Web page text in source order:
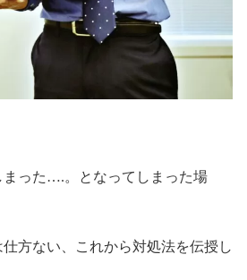
まった….。となってしまった場
方ない、これから対処法を伝授し